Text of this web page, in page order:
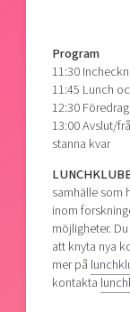
Program
11:30
11:45 Lunch
12:30 Föredrag
13:00 Avslut/
stanna kvar
samhälle som
inom
möjligheter.
att knyta nya
mer på
kontakta